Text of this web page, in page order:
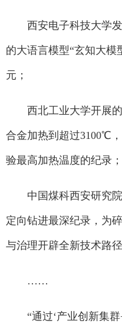
西安电子科技大学发
的大语言模型“玄知大
元；
西北工业大学开展的
合金加热到超过3100℃
验最高加热温度的纪录；
中国煤科西安研究院
定向钻进最深纪录，为
与治理开辟全新技术路径
……
“通过‘产业创新集群